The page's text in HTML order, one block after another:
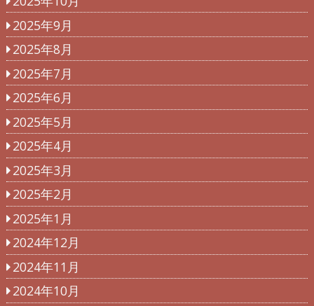
2025年9月
2025年8月
2025年7月
2025年6月
2025年5月
2025年4月
2025年3月
2025年2月
2025年1月
2024年12月
2024年11月
2024年10月